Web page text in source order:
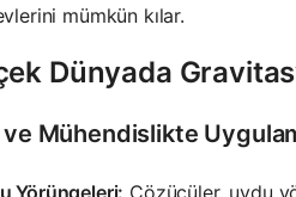
mümkün kılar.
Dünyada
ve Mühendislikte